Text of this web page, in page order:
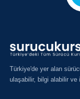
Türkiye'de yer alan
ulaşabilir, bilgi alabilir ve